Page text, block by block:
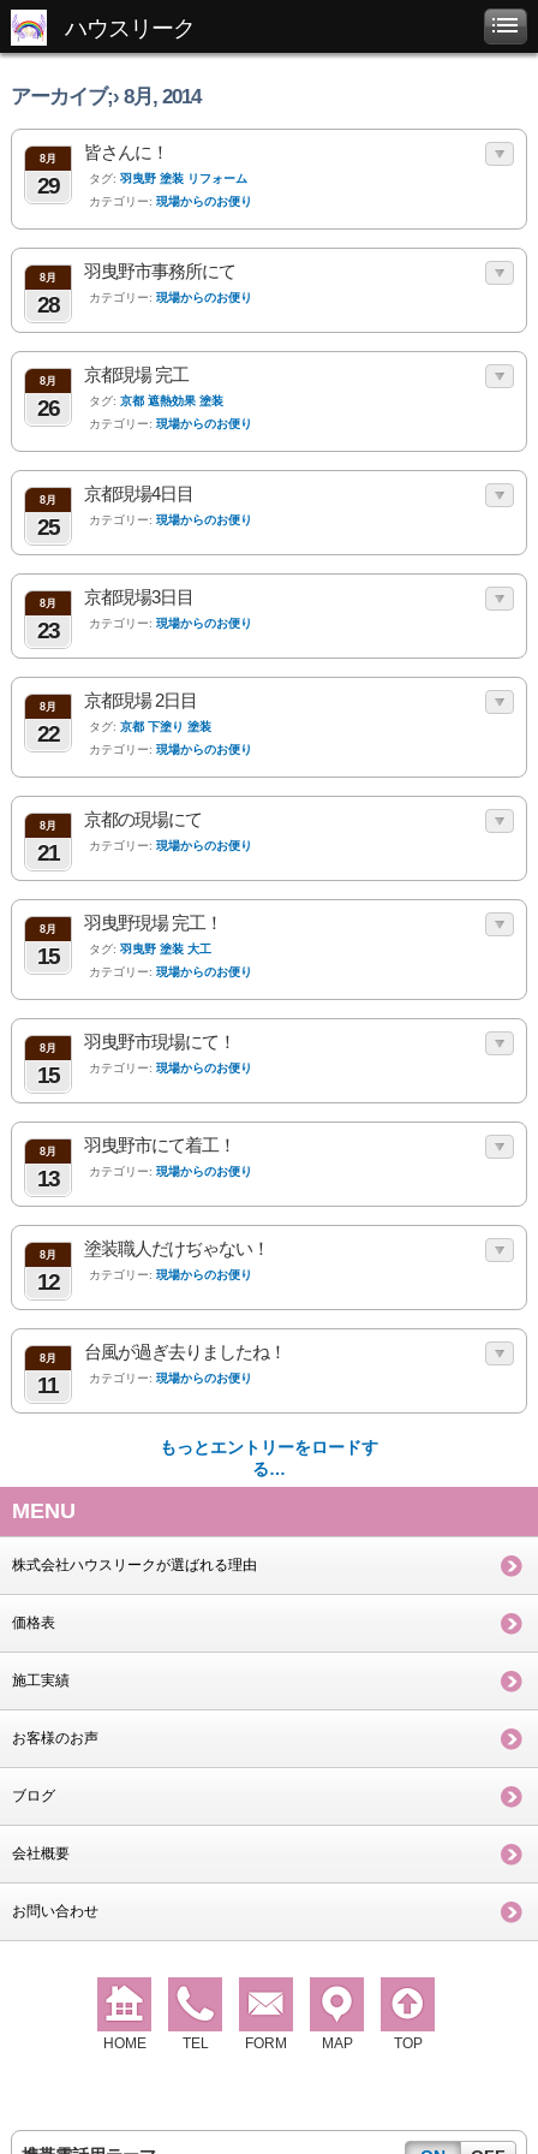
ハウスリーク
アーカイブ;› 8月, 2014
8月
29
皆さんに！
タグ: 羽曳野 塗装 リフォーム
カテゴリー: 現場からのお便り
8月
28
羽曳野市事務所にて
カテゴリー: 現場からのお便り
8月
26
京都現場 完工
タグ: 京都 遮熱効果 塗装
カテゴリー: 現場からのお便り
8月
25
京都現場4日目
カテゴリー: 現場からのお便り
8月
23
京都現場3日目
カテゴリー: 現場からのお便り
8月
22
京都現場 2日目
タグ: 京都 下塗り 塗装
カテゴリー: 現場からのお便り
8月
21
京都の現場にて
カテゴリー: 現場からのお便り
8月
15
羽曳野現場 完工！
タグ: 羽曳野 塗装 大工
カテゴリー: 現場からのお便り
8月
15
羽曳野市現場にて！
カテゴリー: 現場からのお便り
8月
13
羽曳野市にて着工！
カテゴリー: 現場からのお便り
8月
12
塗装職人だけぢゃない！
カテゴリー: 現場からのお便り
8月
11
台風が過ぎ去りましたね！
カテゴリー: 現場からのお便り
もっとエントリーをロードす
る…
MENU
株式会社ハウスリークが選ばれる理由
価格表
施工実績
お客様のお声
ブログ
会社概要
お問い合わせ
HOME TEL FORM MAP TOP